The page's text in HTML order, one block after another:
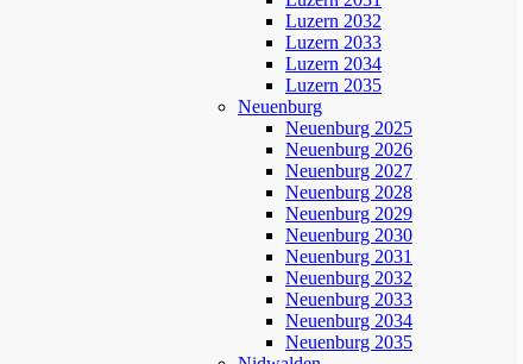
Luzern 2032
Luzern 2033
Luzern 2034
Luzern 2035
Neuenburg
Neuenburg 2025
Neuenburg 2026
Neuenburg 2027
Neuenburg 2028
Neuenburg 2029
Neuenburg 2030
Neuenburg 2031
Neuenburg 2032
Neuenburg 2033
Neuenburg 2034
Neuenburg 2035